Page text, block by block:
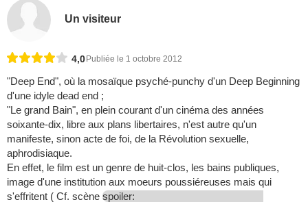
Un visiteur
4,0 Publiée le 1 octobre 2012
"Deep End", où la mosaïque psyché-punchy d'un Deep Beginning
d'une idyle dead end ;
"Le grand Bain", en plein courant d'un cinéma des années
soixante-dix, libre aux plans libertaires, n'est autre qu'un
manifeste, sinon acte de foi, de la Révolution sexuelle,
aphrodisiaque.
En effet, le film est un genre de huit-clos, les bains publiques,
image d'une institution aux moeurs poussiéreuses mais qui
s'effritent ( Cf. scène spoiler: